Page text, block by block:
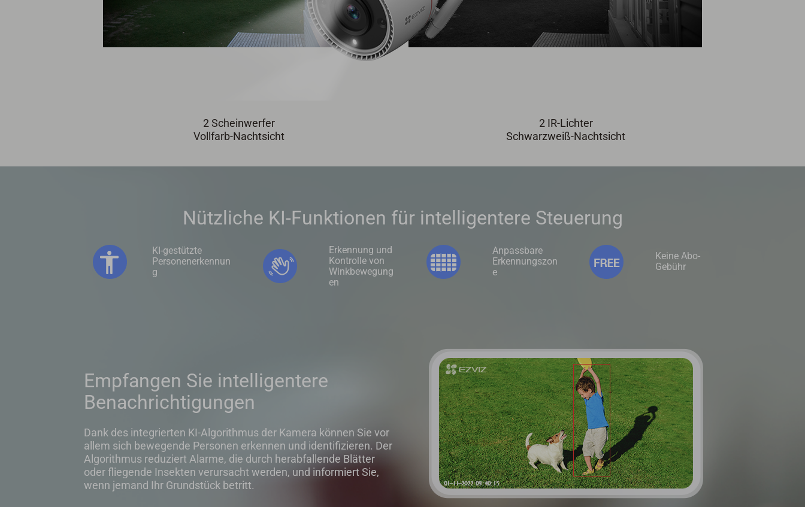
2 Scheinwerfer
Vollfarb-Nachtsicht
2 IR-Lichter
Schwarzweiß-Nachtsicht
Nützliche KI-Funktionen für intelligentere Steuerung
KI-gestützte
Personenerkennun
g
Erkennung und
Kontrolle von
Winkbewegung
en
Anpassbare
Erkennungszon
e
Keine Abo-
Gebühr
Empfangen Sie intelligentere
Benachrichtigungen
Dank des integrierten KI-Algorithmus der Kamera können Sie vor
allem sich bewegende Personen erkennen und identifizieren. Der
Algorithmus reduziert Alarme, die durch herabfallende Blätter
oder fliegende Insekten verursacht werden, und informiert Sie,
wenn jemand Ihr Grundstück betritt.